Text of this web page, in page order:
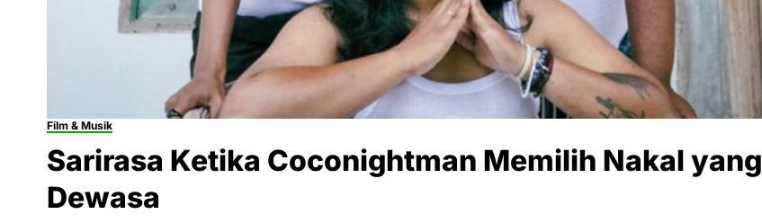
Film & Musik
Sarirasa Ketika Coconightman Memilih Nakal yang
Dewasa